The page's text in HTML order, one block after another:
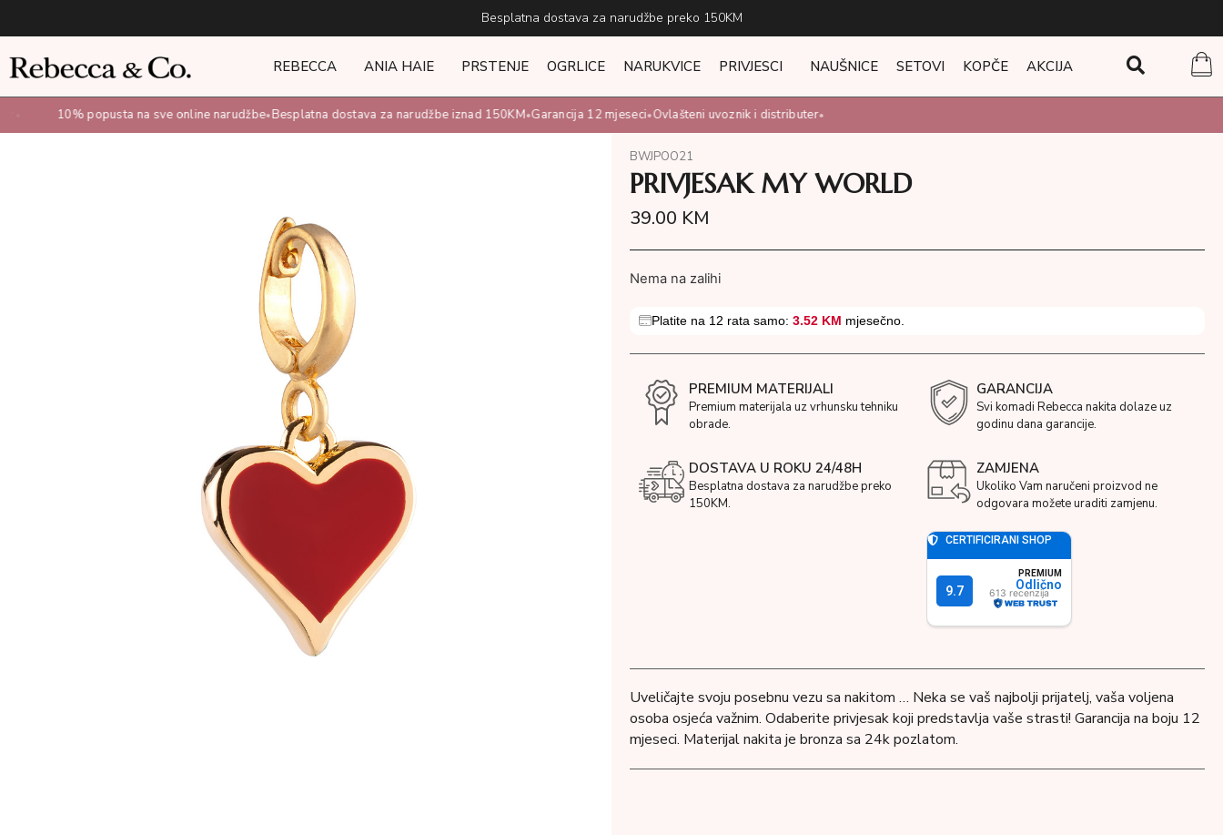
Besplatna dostava za narudžbe preko 150KM
REBECCA ANIA HAIE PRSTENJE OGRLICE NARUKVICE PRIVJESCI NAUŠNICE SETOVI KOPČE AKCIJA
10% popusta na sve online narudžbe•Besplatna dostava za narudžbe iznad 150KM•Garancija 12 mjeseci•Ovlašteni uvoznik i distributer•
BWJPOO21
PRIVJESAK MY WORLD
39.00 KM
Nema na zalihi
Platite na 12 rata samo: 3.52 KM mjesečno.
PREMIUM MATERIJALI
Premium materijala uz vrhunsku tehniku
obrade.
GARANCIJA
Svi komadi Rebecca nakita dolaze uz
godinu dana garancije.
DOSTAVA U ROKU 24/48H
Besplatna dostava za narudžbe preko
150KM.
ZAMJENA
Ukoliko Vam naručeni proizvod ne
odgovara možete uraditi zamjenu.
Uveličajte svoju posebnu vezu sa nakitom … Neka se vaš najbolji prijatelj, vaša voljena
osoba osjeća važnim. Odaberite privjesak koji predstavlja vaše strasti! Garancija na boju 12
mjeseci. Materijal nakita je bronza sa 24k pozlatom.